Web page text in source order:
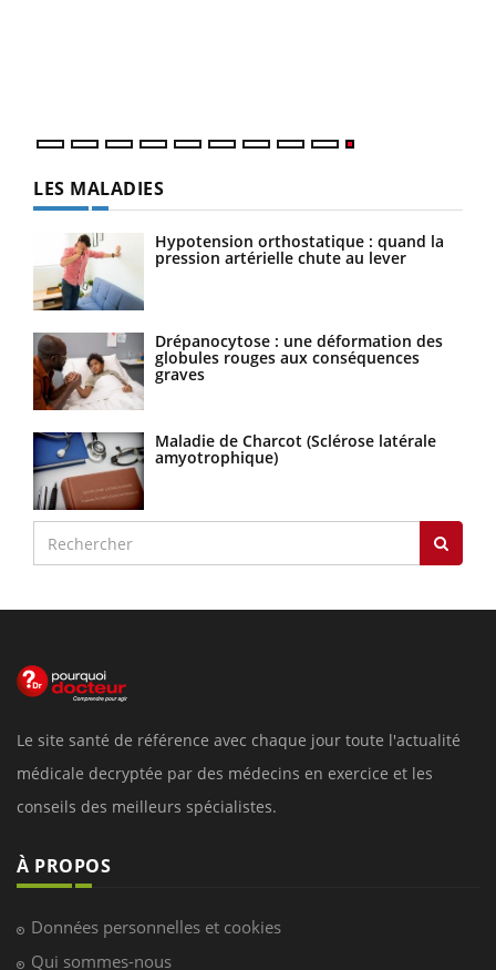
LES MALADIES
Hypotension orthostatique : quand la
pression artérielle chute au lever
Drépanocytose : une déformation des
globules rouges aux conséquences
graves
Maladie de Charcot (Sclérose latérale
amyotrophique)
Le site santé de référence avec chaque jour toute l'actualité
médicale decryptée par des médecins en exercice et les
conseils des meilleurs spécialistes.
À PROPOS
Données personnelles et cookies
Qui sommes-nous